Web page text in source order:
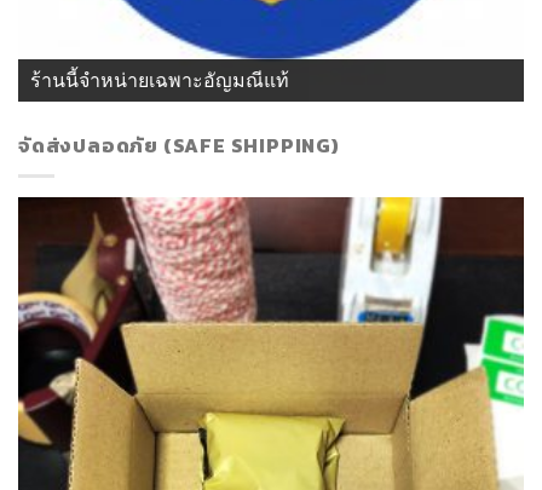
ร้านนี้จำหน่ายเฉพาะอัญมณีแท้
จัดส่งปลอดภัย (SAFE SHIPPING)